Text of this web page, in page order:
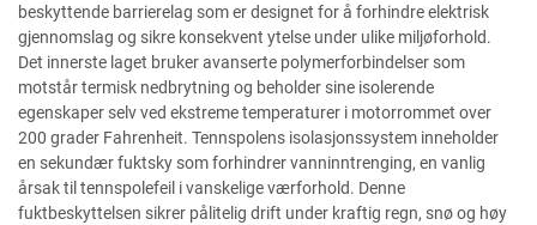
beskyttende barrierelag som er designet for å forhindre elektrisk
gjennomslag og sikre konsekvent ytelse under ulike miljøforhold.
Det innerste laget bruker avanserte polymerforbindelser som
motstår termisk nedbrytning og beholder sine isolerende
egenskaper selv ved ekstreme temperaturer i motorrommet over
200 grader Fahrenheit. Tennspolens isolasjonssystem inneholder
en sekundær fuktsky som forhindrer vanninntrenging, en vanlig
årsak til tennspolefeil i vanskelige værforhold. Denne
fuktbeskyttelsen sikrer pålitelig drift under kraftig regn, snø og høy